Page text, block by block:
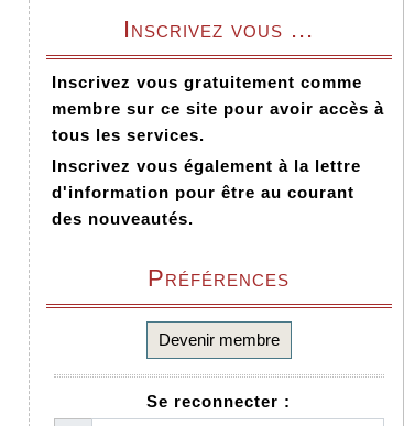
Inscrivez vous ...
Inscrivez vous gratuitement comme
membre sur ce site pour avoir accès à
tous les services.
Inscrivez vous également à la lettre
d'information pour être au courant
des nouveautés.
Préférences
Devenir membre
Se reconnecter :